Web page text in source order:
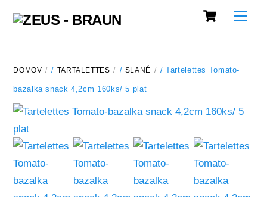
Cart
DOMOV / TARTALETTES / SLANÉ / Tartelettes Tomato-
bazalka snack 4,2cm 160ks/ 5 plat